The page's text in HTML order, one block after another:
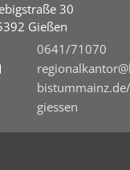
30
Gießen
0641/71070
giessen